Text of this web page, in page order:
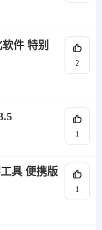
件 特别
2
1
具 便携版
1